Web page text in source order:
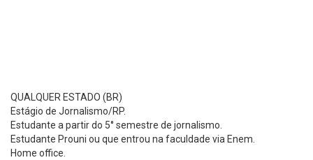
QUALQUER ESTADO (BR)
Estágio de Jornalismo/RP.
Estudante a partir do 5° semestre de jornalismo.
Estudante Prouni ou que entrou na faculdade via Enem.
Home office.